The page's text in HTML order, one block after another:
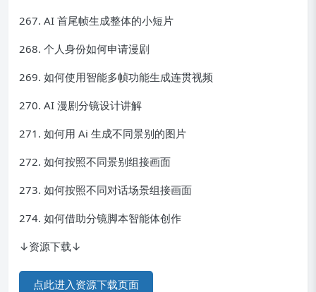
267. AI 首尾帧生成整体的小短片
268. 个人身份如何申请漫剧
269. 如何使用智能多帧功能生成连贯视频
270. AI 漫剧分镜设计讲解
271. 如何用 Ai 生成不同景别的图片
272. 如何按照不同景别组接画面
273. 如何按照不同对话场景组接画面
274. 如何借助分镜脚本智能体创作
↓资源下载↓
点此进入资源下载页面